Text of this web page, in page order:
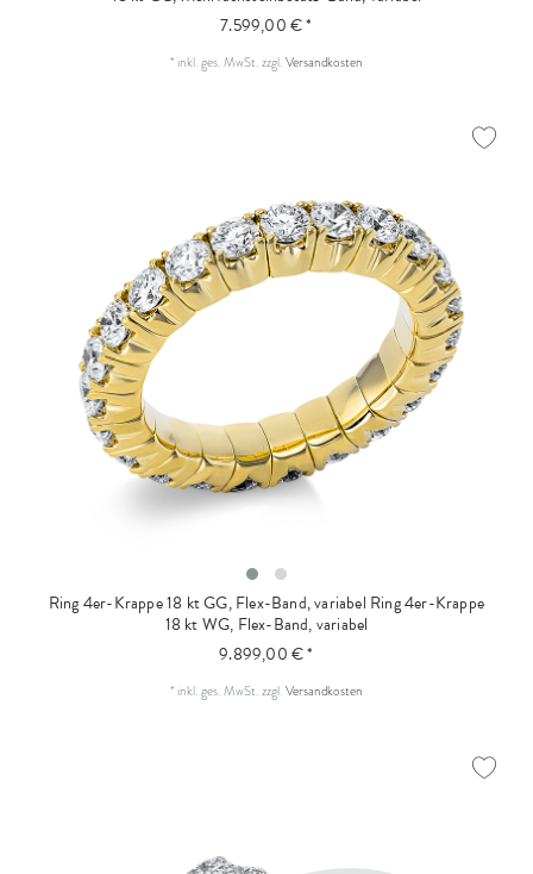
7.599,00 € *
* inkl. ges. MwSt.zzgl.Versandkosten
Ring 4er-Krappe 18 kt GG, Flex-Band, variabel Ring 4er-Krappe
18 kt WG, Flex-Band, variabel
9.899,00 € *
* inkl. ges. MwSt.zzgl.Versandkosten